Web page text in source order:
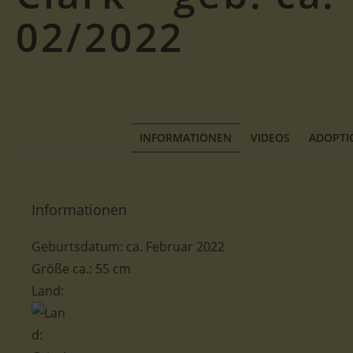
02/2022
INFORMATIONEN VIDEOS
Informationen
Geburtsdatum: ca. Februar 2022
Größe ca.: 55 cm
Land: